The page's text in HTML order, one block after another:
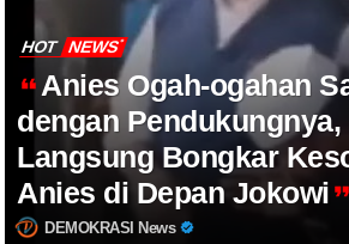
HOT NEWS
Anies Ogah-ogahan
dengan Pendukungnya,
Langsung Bongkar
Anies di Depan Jokowi
DEMOKRASI News